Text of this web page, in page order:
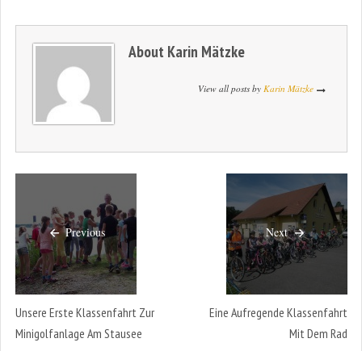
About Karin Mätzke
View all posts by Karin Mätzke
Previous
Unsere Erste Klassenfahrt Zur
Minigolfanlage Am Stausee
Next
Eine Aufregende Klassenfahrt
Mit Dem Rad